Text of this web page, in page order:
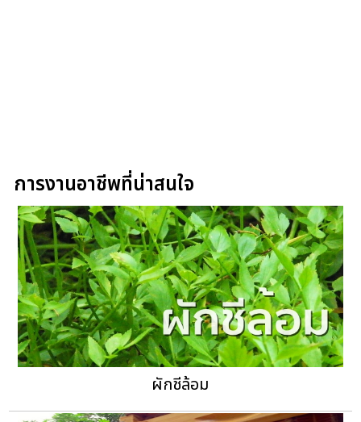
การงานอาชีพที่น่าสนใจ
ผักชีล้อม